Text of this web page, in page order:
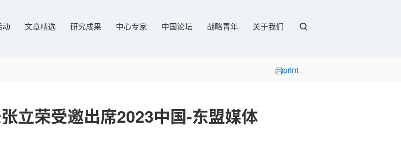
动 文章精选 研究成果 中心专家 中国论坛 战略青年 关于我们
print
立荣受邀出席2023中国-东盟媒体